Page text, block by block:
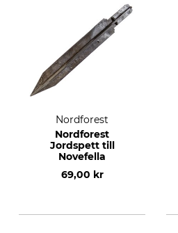
Nordforest
Nordforest
Jordspett till
Novefella
69,00 kr